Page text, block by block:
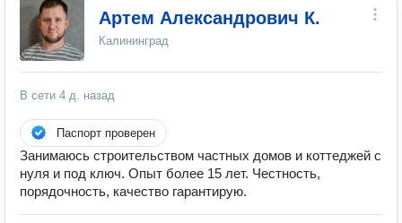
Артем Александрович К.
Калининград
В сети 4 д. назад
Паспорт проверен
Занимаюсь строительством частных домов и коттеджей с
нуля и под ключ. Опыт более 15 лет. Честность,
порядочность, качество гарантирую.